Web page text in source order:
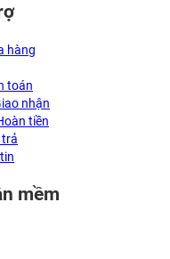
hàng
toán
nhận
tiền
trả
mềm